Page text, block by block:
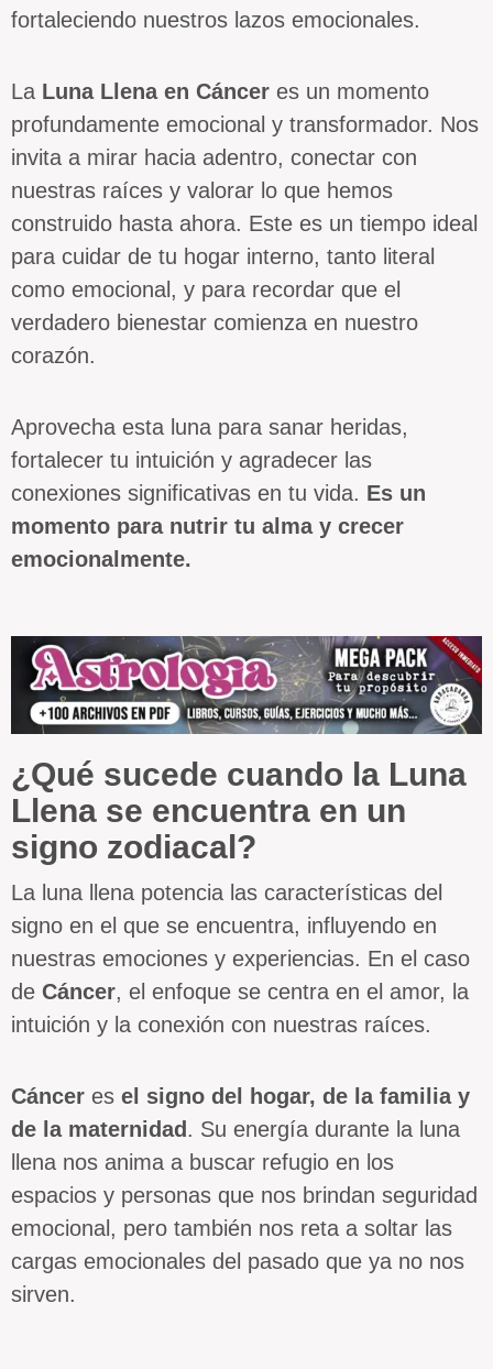
fortaleciendo nuestros lazos emocionales.
La Luna Llena en Cáncer es un momento
profundamente emocional y transformador. Nos
invita a mirar hacia adentro, conectar con
nuestras raíces y valorar lo que hemos
construido hasta ahora. Este es un tiempo ideal
para cuidar de tu hogar interno, tanto literal
como emocional, y para recordar que el
verdadero bienestar comienza en nuestro
corazón.
Aprovecha esta luna para sanar heridas,
fortalecer tu intuición y agradecer las
conexiones significativas en tu vida. Es un
momento para nutrir tu alma y crecer
emocionalmente.
¿Qué sucede cuando la Luna
Llena se encuentra en un
signo zodiacal?
La luna llena potencia las características del
signo en el que se encuentra, influyendo en
nuestras emociones y experiencias. En el caso
de Cáncer, el enfoque se centra en el amor, la
intuición y la conexión con nuestras raíces.
Cáncer es el signo del hogar, de la familia y
de la maternidad . Su energía durante la luna
llena nos anima a buscar refugio en los
espacios y personas que nos brindan seguridad
emocional, pero también nos reta a soltar las
cargas emocionales del pasado que ya no nos
sirven.